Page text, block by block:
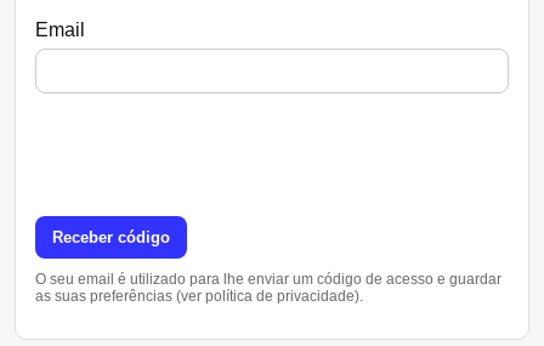
Email
Receber código
O seu email é utilizado para lhe enviar um código de acesso e guardar
as suas preferências (ver política de privacidade).